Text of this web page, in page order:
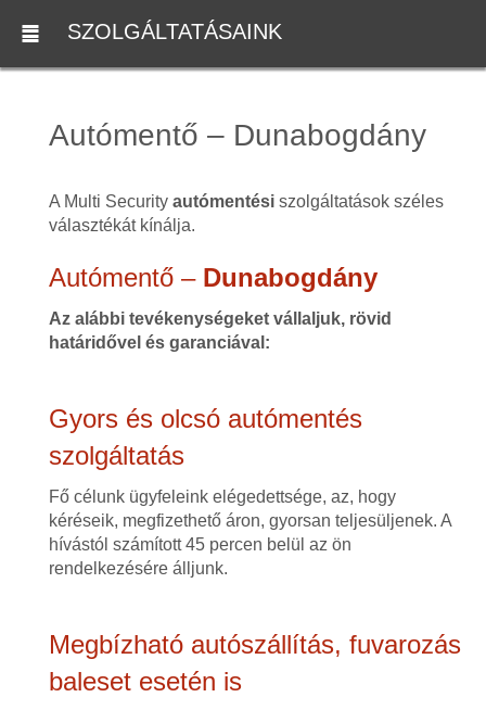
SZOLGÁLTATÁSAINK
Autómentő – Dunabogdány
A Multi Security autómentésiszolgáltatások széles
választékát kínálja.
Autómentő – Dunabogdány
Az alábbi tevékenységeket vállaljuk, rövid
határidővel és garanciával:
Gyors és olcsó autómentés
szolgáltatás
Fő célunk ügyfeleink elégedettsége, az, hogy
kéréseik, megfizethető áron, gyorsan teljesüljenek. A
hívástól számított 45 percen belül az ön
rendelkezésére álljunk.
Megbízható autószállítás, fuvarozás
baleset esetén is